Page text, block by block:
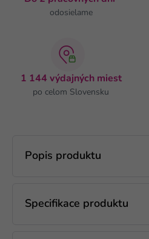
odosielame
1 144 výdajných miest
po celom Slovensku
Popis produktu
Specifikace produktu